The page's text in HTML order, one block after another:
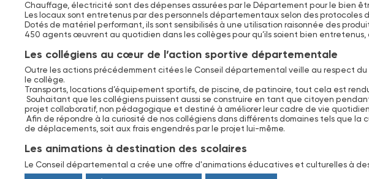
Chauffage, électricité sont des dépenses assurées par le Département pour le bien
Les locaux sont entretenus par des personnels départementaux selon des
Dotés de matériel performant, ils sont sensibilisés à une utilisation raisonnée des
450 agents œuvrent au quotidien dans les collèges pour qu’ils soient bien
Les collégiens au cœur de l’action sportive départementale
Outre les actions précédemment citées le Conseil départemental veille au respect
le collège.
Transports, locations d’équipement sportifs, de piscine, de patinoire, tout cela est
Souhaitant que les collégiens puissent aussi se construire en tant que citoyen
projet collaboratif, non pédagogique et destiné à améliorer leur cadre de vie
Afin de répondre à la curiosité de nos collégiens dans différents domaines tels que la
de déplacements, soit aux frais engendrés par le projet lui-même.
Les animations à destination des scolaires
Le Conseil départemental a crée une offre d'animations éducatives et culturelles à